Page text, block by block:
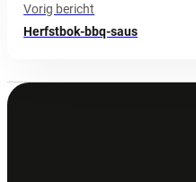
Vorig bericht
Herfstbok-bbq-saus